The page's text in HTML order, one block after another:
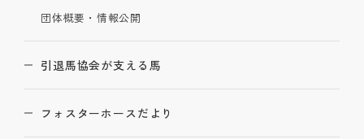
団体概要・情報公開
引退馬協会が支える馬
フォスターホースだより